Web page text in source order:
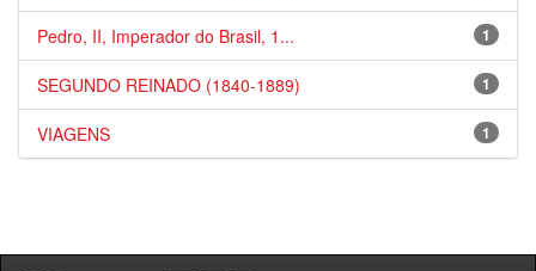
1
Pedro, II, Imperador do Brasil, 1...
1
SEGUNDO REINADO (1840-1889)
1
VIAGENS